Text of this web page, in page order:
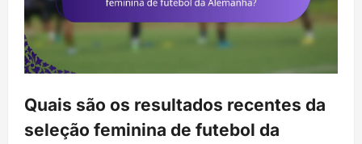
Quais são os resultados recentes da
seleção feminina de futebol da